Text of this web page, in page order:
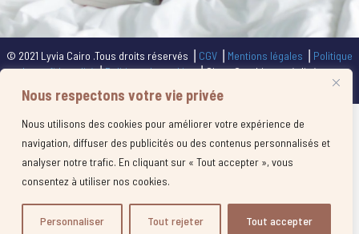
Nous respectons votre vie privée
Nous utilisons des cookies pour améliorer votre expérience de
navigation, diffuser des publicités ou des contenus personnalisés et
analyser notre trafic. En cliquant sur « Tout accepter », vous
consentez à utiliser nos cookies.
Personnaliser Tout rejeter Tout accepter
© 2021 Lyvia Cairo .Tous droits réservés ⎥ CGV Mentions légales
Politique
de confidentalité⎥Politique de cookies⎥ Site + Graphisme réalisés par
Calliframe.com